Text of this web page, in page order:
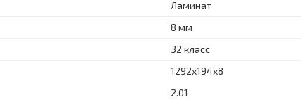
Ламинат
8 мм
32 класс
1292x194x8
2.01